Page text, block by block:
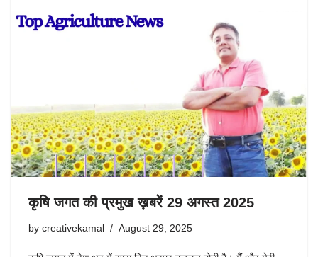
कृषि जगत की प्रमुख ख़बरें 29 अगस्त 2025
by creativekamal August 29, 2025